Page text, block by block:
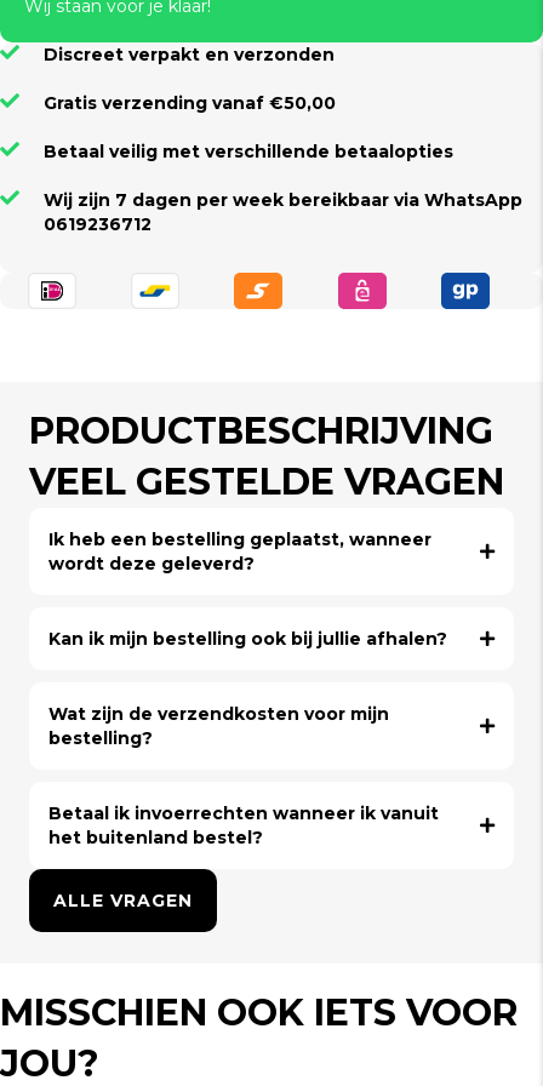
Wij staan voor je klaar!
Discreet verpakt en verzonden
Gratis verzending vanaf €50,00
Betaal veilig met verschillende betaalopties
Wij zijn 7 dagen per week bereikbaar via WhatsApp
0619236712
PRODUCTBESCHRIJVING
VEEL GESTELDE VRAGEN
Ik heb een bestelling geplaatst, wanneer
wordt deze geleverd?
Kan ik mijn bestelling ook bij jullie afhalen?
Wat zijn de verzendkosten voor mijn
bestelling?
Betaal ik invoerrechten wanneer ik vanuit
het buitenland bestel?
ALLE VRAGEN
MISSCHIEN OOK IETS VOOR
JOU?